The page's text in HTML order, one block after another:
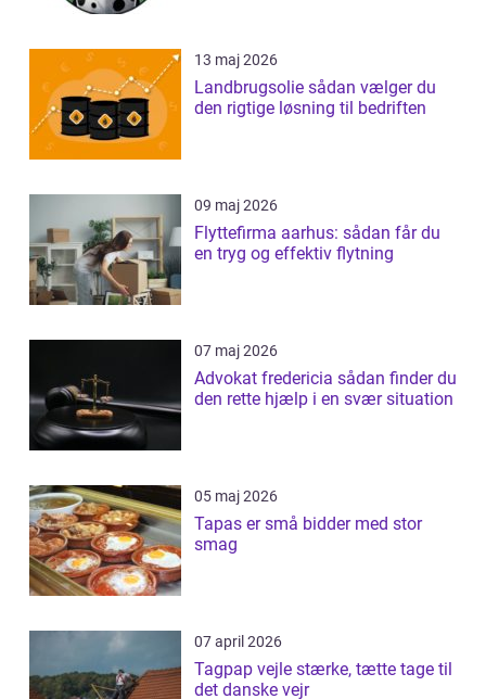
13 maj 2026
Landbrugsolie sådan vælger du
den rigtige løsning til bedriften
09 maj 2026
Flyttefirma aarhus: sådan får du
en tryg og effektiv flytning
07 maj 2026
Advokat fredericia sådan finder du
den rette hjælp i en svær situation
05 maj 2026
Tapas er små bidder med stor
smag
07 april 2026
Tagpap vejle stærke, tætte tage til
det danske vejr